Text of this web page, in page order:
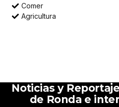
Comer
Agricultura
Noticias y
de Ronda e